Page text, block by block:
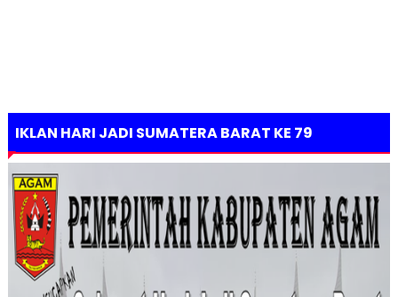
IKLAN HARI JADI SUMATERA BARAT KE 79